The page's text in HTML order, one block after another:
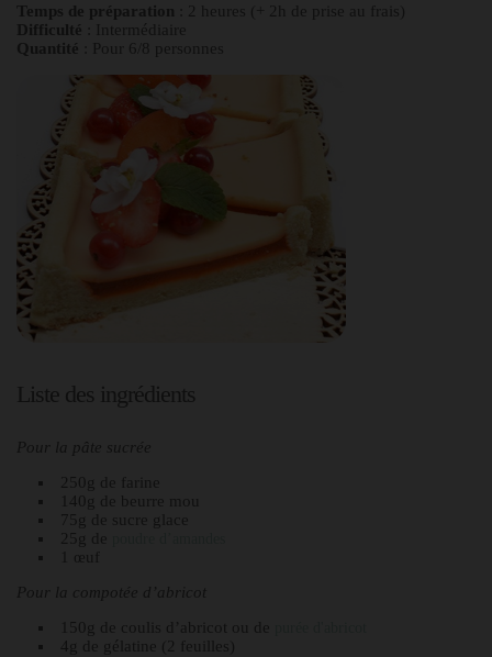
Temps de préparation : 2 heures (+ 2h de prise au frais)
Difficulté : Intermédiaire
Quantité : Pour 6/8 personnes
Liste des ingrédients
Pour la pâte sucrée
250g de farine
140g de beurre mou
75g de sucre glace
25g de
1 œuf
Pour la compotée d’abricot
150g de coulis d’abricot ou de
4g de gélatine (2 feuilles)